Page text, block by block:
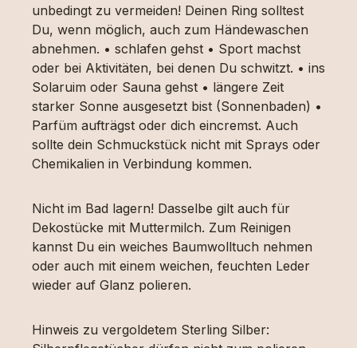
unbedingt zu vermeiden! Deinen Ring solltest
Du, wenn möglich, auch zum Händewaschen
abnehmen. • schlafen gehst • Sport machst
oder bei Aktivitäten, bei denen Du schwitzt. • ins
Solaruim oder Sauna gehst • längere Zeit
starker Sonne ausgesetzt bist (Sonnenbaden) •
Parfüm aufträgst oder dich eincremst. Auch
sollte dein Schmuckstück nicht mit Sprays oder
Chemikalien in Verbindung kommen.
Nicht im Bad lagern! Dasselbe gilt auch für
Dekostücke mit Muttermilch. Zum Reinigen
kannst Du ein weiches Baumwolltuch nehmen
oder auch mit einem weichen, feuchten Leder
wieder auf Glanz polieren.
Hinweis zu vergoldetem Sterling Silber: